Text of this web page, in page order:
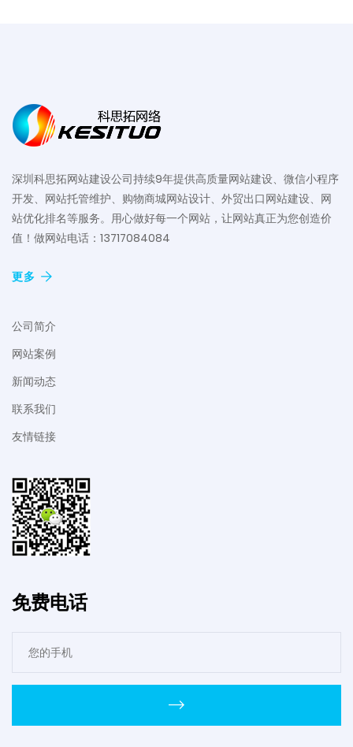
深圳科思拓网站建设公司持续9年提供高质量网站建设、微信小程序
开发、网站托管维护、购物商城网站设计、外贸出口网站建设、网
站优化排名等服务。用心做好每一个网站，让网站真正为您创造价
值！做网站电话：13717084084
更多
公司简介
网站案例
新闻动态
联系我们
友情链接
免费电话